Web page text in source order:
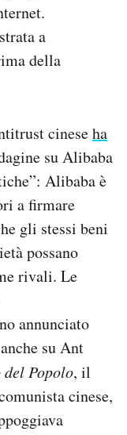
a
della
cineseha
su Alibaba
Alibaba è
a firmare
gli stessi beni
possano
rivali. Le
annunciato
su Ant
Popolo, il
cinese,